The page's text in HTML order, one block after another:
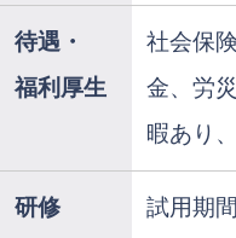
待遇・
福利厚生
社会保
金、労
暇あり
研修 試用期